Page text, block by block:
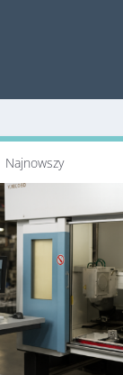
Najnowszy